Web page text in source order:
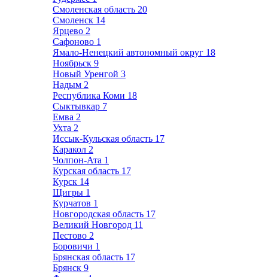
Смоленская область 20
Смоленск 14
Ярцево 2
Сафоново 1
Ямало-Ненецкий автономный округ 18
Ноябрьск 9
Новый Уренгой 3
Надым 2
Республика Коми 18
Сыктывкар 7
Емва 2
Ухта 2
Иссык-Кульская область 17
Каракол 2
Чолпон-Ата 1
Курская область 17
Курск 14
Щигры 1
Курчатов 1
Новгородская область 17
Великий Новгород 11
Пестово 2
Боровичи 1
Брянская область 17
Брянск 9